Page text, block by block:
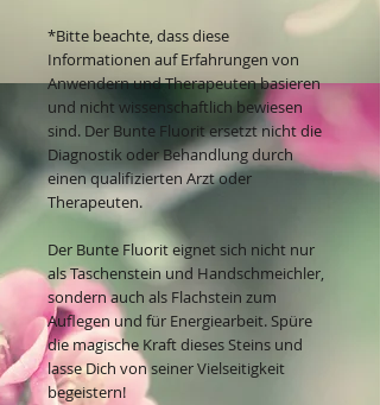
*Bitte beachte, dass diese
Informationen auf Erfahrungen von
Anwendern und Therapeuten basieren
und nicht wissenschaftlich bewiesen
sind. Der Bunte Fluorit ersetzt nicht die
Diagnostik oder Behandlung durch
einen qualifizierten Arzt oder
Therapeuten.
Der Bunte Fluorit eignet sich nicht nur
als Taschenstein und Handschmeichler,
sondern auch als Flachstein zum
Auflegen und für Energiearbeit. Spüre
die magische Kraft dieses Steins und
lasse Dich von seiner Vielseitigkeit
begeistern!